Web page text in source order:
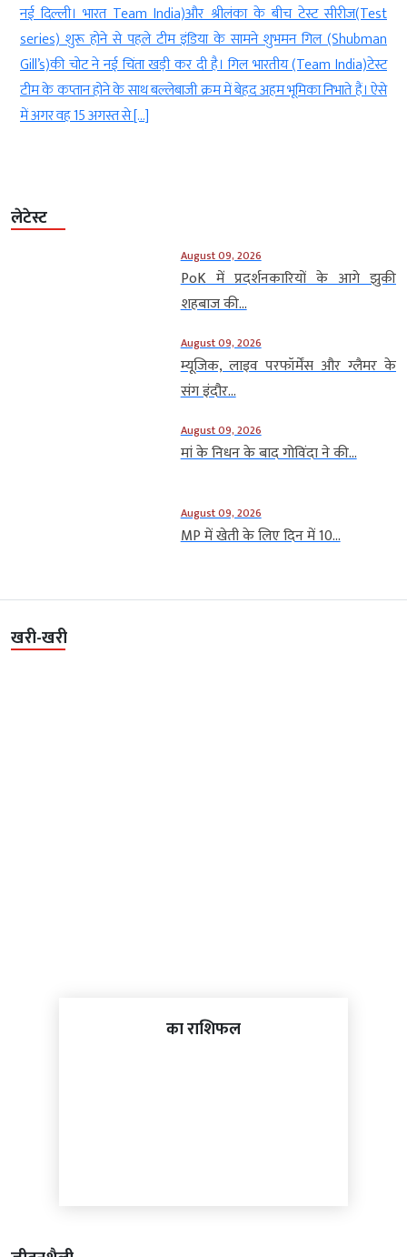
नई दिल्ली। भारत Team India)और श्रीलंका के बीच टेस्ट सीरीज(Test
series) शुरू होने से पहले टीम इंडिया के सामने शुभमन गिल (Shubman
Gill’s)की चोट ने नई चिंता खड़ी कर दी है। गिल भारतीय (Team India)टेस्ट
टीम के कप्तान होने के साथ बल्लेबाजी क्रम में बेहद अहम भूमिका निभाते हैं। ऐसे
में अगर वह 15 अगस्त से […]
नई
लेटेस्ट
August 09, 2026
PoK में प्रदर्शनकारियों के आगे झुकी
शहबाज की...
August 09, 2026
म्यूजिक, लाइव परफॉर्मेंस और ग्लैमर के
संग इंदौर...
August 09, 2026
मां के निधन के बाद गोविंदा ने की...
August 09, 2026
MP में खेती के लिए दिन में 10...
खरी-खरी
का राशिफल